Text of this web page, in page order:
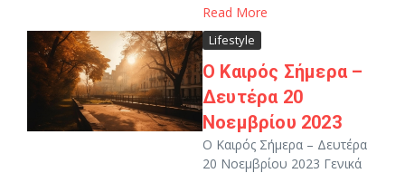
Read More
Lifestyle
O Καιρός Σήμερα –
Δευτέρα 20
Νοεμβρίου 2023
O Καιρός Σήμερα – Δευτέρα
20 Νοεμβρίου 2023 Γενικά